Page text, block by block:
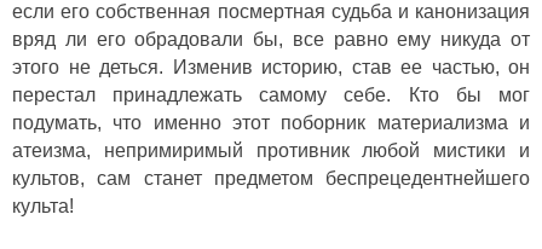
если его собственная посмертная судьба и канонизация
вряд ли его обрадовали бы, все равно ему никуда от
этого не деться. Изменив историю, став ее частью, он
перестал принадлежать самому себе. Кто бы мог
подумать, что именно этот поборник материализма и
атеизма, непримиримый противник любой мистики и
культов, сам станет предметом беспрецедентнейшего
культа!